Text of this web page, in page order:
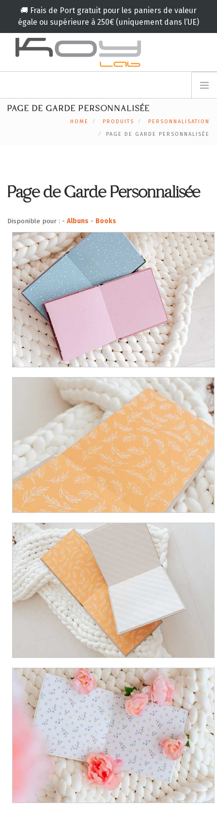
🚚 Frais de Port gratuit pour les paniers de valeur
égale ou supérieure à 250€ (uniquement dans l’UE)
INSCRIVEZ VOUS
SERVICES 🟠
SUPPORT
CONTACTEZ-NOUS
FR
PAGE DE GARDE PERSONNALISÉE
HOME PRODUITS
PERSONNALISATION
PAGE DE GARDE PERSONNALISÉE
Page de Garde Personnalisée
Disponible pour : - Albuns - Books